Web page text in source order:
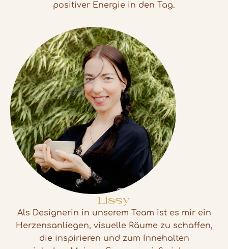
positiver Energie in den Tag.
Lissy
Als Designerin in unserem Team ist es mir ein
Herzensanliegen, visuelle Räume zu schaffen,
die inspirieren und zum Innehalten